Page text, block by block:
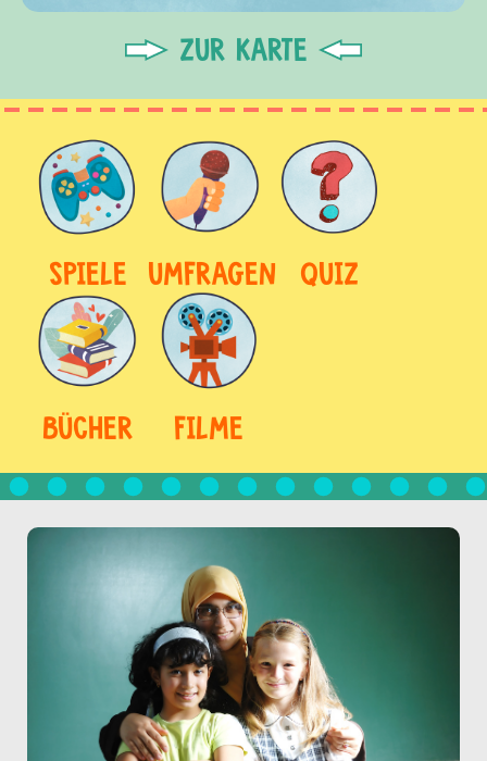
ZUR KARTE
SPIELE UMFRAGEN QUIZ
BÜCHER FILME